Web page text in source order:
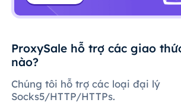
ProxySale hỗ trợ các giao
nào?
Chúng tôi hỗ trợ các loại đại lý
Socks5/HTTP/HTTPs.